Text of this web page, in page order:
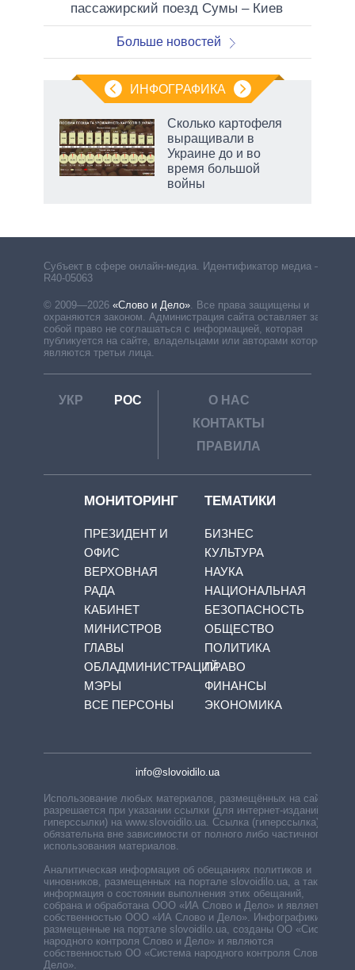
пассажирский поезд Сумы – Киев
Больше новостей
ИНФОГРАФИКА
Сколько картофеля
выращивали в
Украине до и во
время большой
войны
Субъект в сфере онлайн-медиа. Идентификатор медиа –
R40-05063
© 2009—2026 «Слово и Дело». Все права защищены и
охраняются законом. Администрация сайта оставляет за
собой право не соглашаться с информацией, которая
публикуется на сайте, владельцами или авторами которой
являются третьи лица.
УКР РОС
О НАС
КОНТАКТЫ
ПРАВИЛА
МОНИТОРИНГ
ПРЕЗИДЕНТ И
ОФИС
ВЕРХОВНАЯ
РАДА
КАБИНЕТ
МИНИСТРОВ
ГЛАВЫ
ОБЛАДМИНИСТРАЦИЙ
МЭРЫ
ВСЕ ПЕРСОНЫ
ТЕМАТИКИ
БИЗНЕС
КУЛЬТУРА
НАУКА
НАЦИОНАЛЬНАЯ
БЕЗОПАСНОСТЬ
ОБЩЕСТВО
ПОЛИТИКА
ПРАВО
ФИНАНСЫ
ЭКОНОМИКА
info@slovoidilo.ua
Использование любых материалов, размещённых на сайте,
разрешается при указании ссылки (для интернет-изданий —
гиперссылки) на www.slovoidilo.ua. Ссылка (гиперссылка)
обязательна вне зависимости от полного либо частичного
использования материалов.
Аналитическая информация об обещаниях политиков и
чиновников, размещенных на портале slovoidilo.ua, а также
информация о состоянии выполнения этих обещаний,
собрана и обработана ООО «ИА Слово и Дело» и является
собственностью ООО «ИА Слово и Дело». Инфографики,
размещенные на портале slovoidilo.ua, созданы ОО «Система
народного контроля Слово и Дело» и являются
собственностью ОО «Система народного контроля Слово и
Дело».